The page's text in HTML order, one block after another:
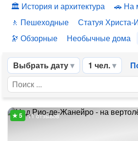
История и архитектура
На
Пешеходные
Статуя Христа-
Обзорные
Необычные дома
Выбрать дату 1 чел.
11 отзывов